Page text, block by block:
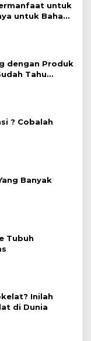
untuk
untuk Bahan
dengan Produk
Tahu
? Cobalah
Banyak
Tubuh
Inilah
di Dunia